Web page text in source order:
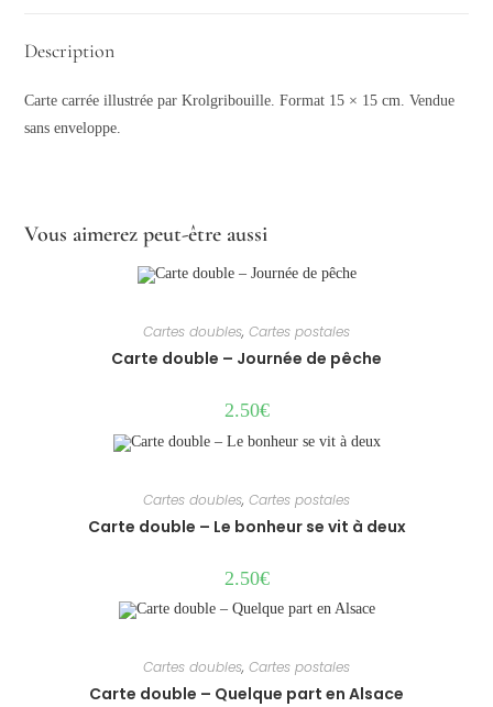
Description
Carte carrée illustrée par Krolgribouille. Format 15 × 15 cm. Vendue
sans enveloppe.
Vous aimerez peut-être aussi
Cartes doubles, Cartes postales
Carte double – Journée de pêche
2.50€
Cartes doubles, Cartes postales
Carte double – Le bonheur se vit à deux
2.50€
Cartes doubles, Cartes postales
Carte double – Quelque part en Alsace